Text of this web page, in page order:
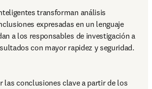
transforman análisis
expresadas en un lenguaje
a los responsables de investigación a
con mayor rapidez y seguridad.
las conclusiones clave a partir de los